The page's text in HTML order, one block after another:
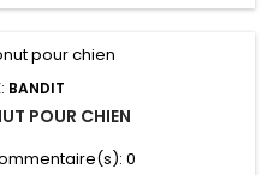
BANDIT
POUR CHIEN
0